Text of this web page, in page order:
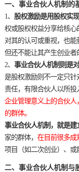
一、事业合伙人机制的
1、 股权激励是用股权实
权或股权权益分享给核
对其的认可或重视，也能
但还不能让其产生创业者
2、 事业合伙人机制则是
是股权激励则不一定只
责任，有限合伙人以所投
企业管理意义上的合伙人
的群体。
事业合伙人机制，就是建
家的群体， 在目前很多成
项目（如二次创业）、或
二、事业合伙人机制与